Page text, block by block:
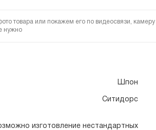
товара или покажем его по видеосвязи, камеру
нужно
Шпон
Ситидорс
изготовление нестандартных